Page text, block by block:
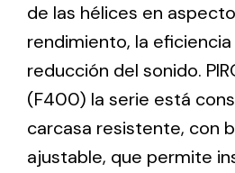
Iluminación Solar
Variedad de soluciones
de necesidades.
de las hélices en
rendimiento, la
reducción del sonido.
(F400) la serie está
carcasa resistente, con
ajustable, que permite